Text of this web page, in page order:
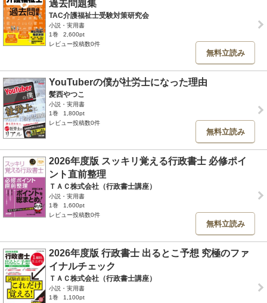
過去問題集
TAC介護福祉士受験対策研究会
小説・実用書
1巻
2,600pt
レビュー投稿数0件
無料立読み
YouTuberの僕が社労士になった理由
髪西やつこ
小説・実用書
1巻
1,800pt
レビュー投稿数0件
無料立読み
2026年度版 スッキリ覚える行政書士 必修ポイ
ント直前整理
ＴＡＣ株式会社（行政書士講座）
小説・実用書
1巻
1,600pt
レビュー投稿数0件
無料立読み
2026年度版 行政書士 出るとこ予想 究極のファ
イナルチェック
ＴＡＣ株式会社（行政書士講座）
小説・実用書
1巻
1,100pt